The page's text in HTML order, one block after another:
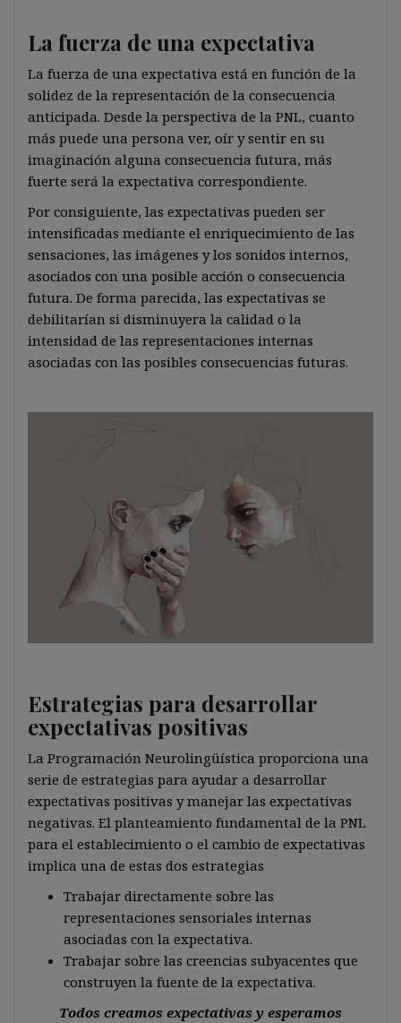
La fuerza de una expectativa
La fuerza de una expectativa está en función de la
solidez de la representación de la consecuencia
anticipada. Desde la perspectiva de la PNL, cuanto
más puede una persona ver, oír y sentir en su
imaginación alguna consecuencia futura, más
fuerte será la expectativa correspondiente.
Por consiguiente, las expectativas pueden ser
intensificadas mediante el enriquecimiento de las
sensaciones, las imágenes y los sonidos internos,
asociados con una posible acción o consecuencia
futura. De forma parecida, las expectativas se
debilitarían si disminuyera la calidad o la
intensidad de las representaciones internas
asociadas con las posibles consecuencias futuras.
Estrategias para desarrollar
expectativas positivas
La Programación Neurolingüística proporciona una
serie de estrategias para ayudar a desarrollar
expectativas positivas y manejar las expectativas
negativas. El planteamiento fundamental de la PNL
para el establecimiento o el cambio de expectativas
implica una de estas dos estrategias
Trabajar directamente sobre las
representaciones sensoriales internas
asociadas con la expectativa.
Trabajar sobre las creencias subyacentes que
construyen la fuente de la expectativa.
Todos creamos expectativas y esperamos